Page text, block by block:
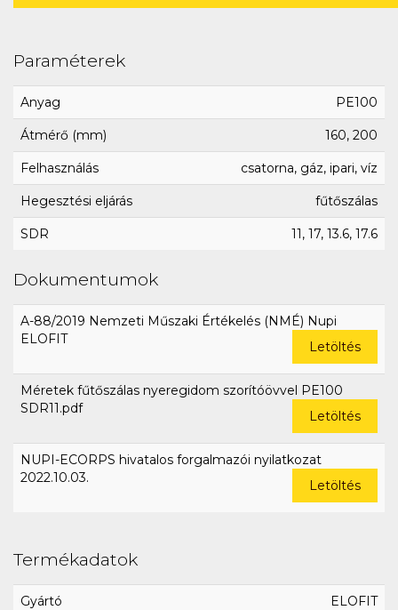
Paraméterek
Anyag PE100
Átmérő (mm) 160, 200
Felhasználás csatorna, gáz, ipari, víz
Hegesztési eljárás fűtőszálas
SDR 11, 17, 13.6, 17.6
Dokumentumok
A-88/2019 Nemzeti Műszaki Értékelés (NMÉ) Nupi
ELOFIT
Letöltés
Méretek fűtőszálas nyeregidom szorítóövvel PE100
SDR11.pdf
Letöltés
NUPI-ECORPS hivatalos forgalmazói nyilatkozat
2022.10.03.
Letöltés
Termékadatok
Gyártó ELOFIT